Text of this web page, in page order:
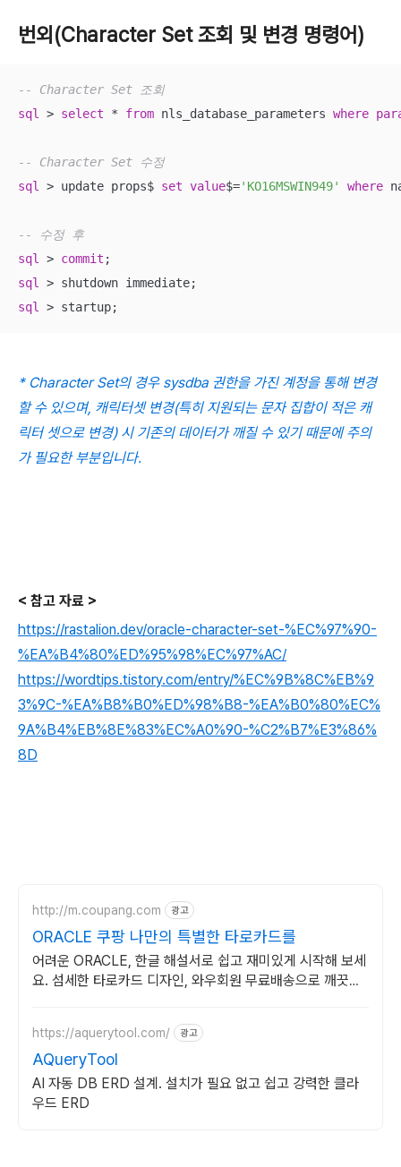
번외(Character Set 조회 및 변경 명령어)
-- Character Set 조회
sql > select * from nls_database_parameters where
-- Character Set 수정
sql > update props$ set value$='KO16MSWIN949' where
-- 수정 후
sql > commit
sql >
sql > startup;
* Character Set의 경우 sysdba 권한을 가진 계정을 통해 변경
할 수 있으며, 캐릭터셋 변경(특히 지원되는 문자 집합이 적은 캐
릭터 셋으로 변경) 시 기존의 데이터가 깨질 수 있기 때문에 주의
가 필요한 부분입니다.
< 참고 자료 >
https://rastalion.dev/oracle-character-set-%EC%97%90-
%EA%B4%80%ED%95%98%EC%97%AC/
https://wordtips.tistory.com/entry/%EC%9B%8C%EB%9
3%9C-%EA%B8%B0%ED%98%B8-%EA%B0%80%EC%
9A%B4%EB%8E%83%EC%A0%90-%C2%B7%E3%86%
8D
http://m.coupang.com 광고
ORACLE 쿠팡 나만의 특별한 타로카드를
어려운 ORACLE, 한글 해설서로 쉽고 재미있게 시작해 보세
요. 섬세한 타로카드 디자인, 와우회원 무료배송으로 깨끗하
https://aquerytool.com/ 광고
AQueryTool
AI 자동 DB ERD 설계. 설치가 필요 없고 쉽고 강력한 클라
우드 ERD